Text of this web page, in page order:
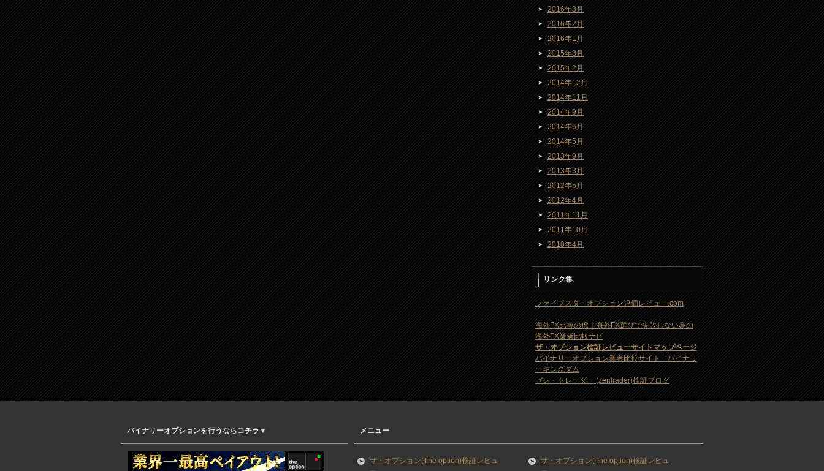
2016年3月
2016年2月
2016年1月
2015年8月
2015年2月
2014年12月
2014年11月
2014年9月
2014年6月
2014年5月
2013年9月
2013年3月
2012年5月
2012年4月
2011年11月
2011年10月
2010年4月
リンク集
ファイブスターオプション評価レビュー.com
海外FX比較の虎｜海外FX選びで失敗しない為の
海外FX業者比較ナビ
ザ・オプション検証レビューサイトマップページ
バイナリーオプション業者比較サイト「バイナリ
ーキングダム
ゼン・トレーダー (zentrader)検証ブログ
バイナリーオプションを行うならコチラ▼ メニュー
ザ・オプション(The option)検証レビュ
ザ・オプション(The option)検証レビュ